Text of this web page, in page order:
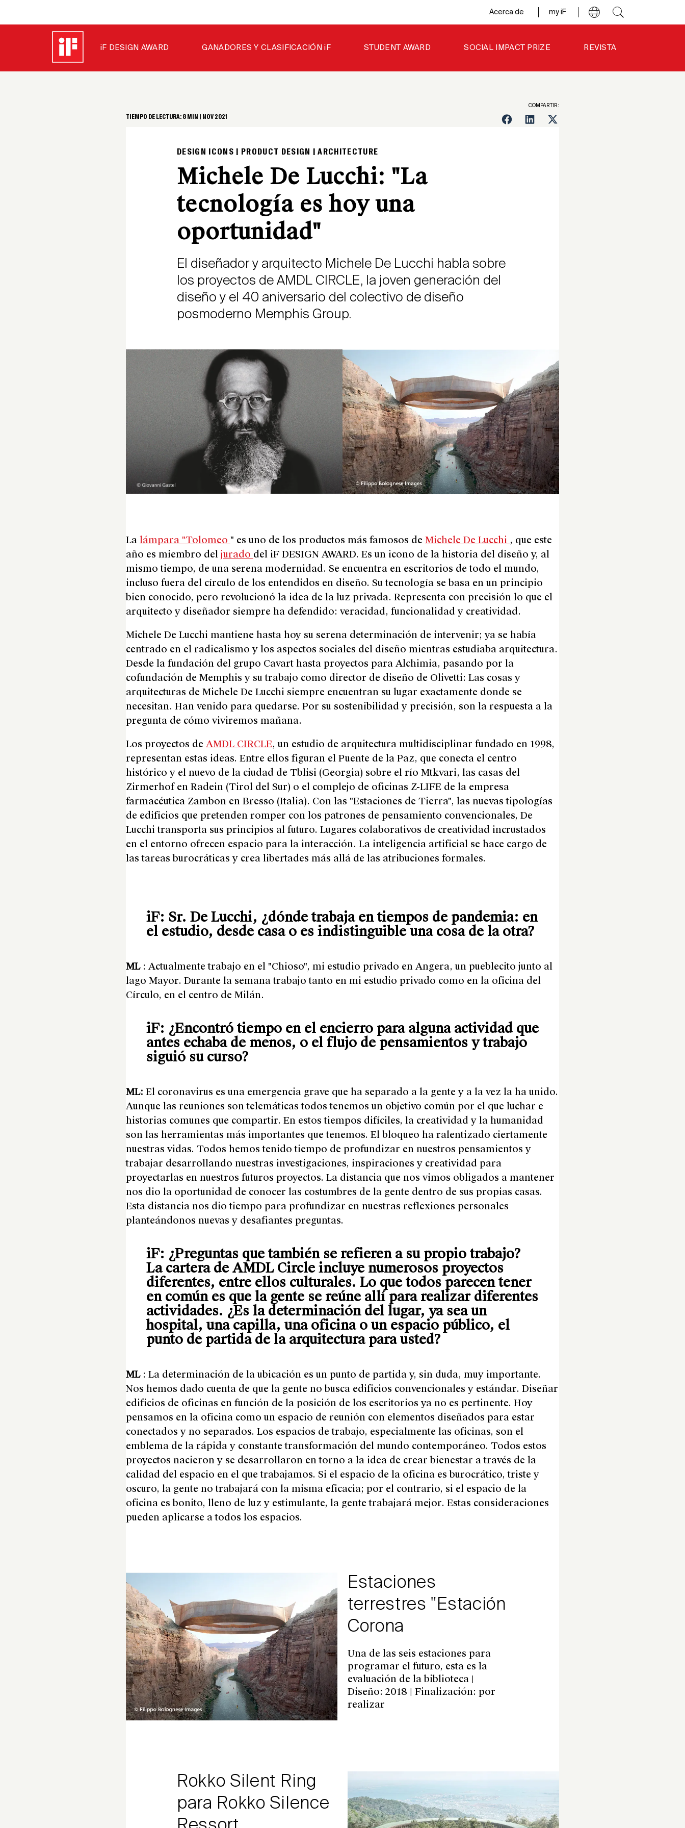
Acerca de my iF
iF DESIGN AWARD GANADORES Y CLASIFICACIÓN iF STUDENT AWARD SOCIAL IMPACT PRIZE REVISTA
TIEMPO DE LECTURA: 8 MIN | NOV 2021
COMPARTIR:
DESIGN ICONS | PRODUCT DESIGN | ARCHITECTURE
Michele De Lucchi: "La
tecnología es hoy una
oportunidad"
El diseñador y arquitecto Michele De Lucchi habla sobre
los proyectos de AMDL CIRCLE, la joven generación del
diseño y el 40 aniversario del colectivo de diseño
posmoderno Memphis Group.
La lámpara "Tolomeo " es uno de los productos más famosos de Michele De Lucchi , que este
año es miembro del jurado del iF DESIGN AWARD. Es un icono de la historia del diseño y, al
mismo tiempo, de una serena modernidad. Se encuentra en escritorios de todo el mundo,
incluso fuera del círculo de los entendidos en diseño. Su tecnología se basa en un principio
bien conocido, pero revolucionó la idea de la luz privada. Representa con precisión lo que el
arquitecto y diseñador siempre ha defendido: veracidad, funcionalidad y creatividad.
Michele De Lucchi mantiene hasta hoy su serena determinación de intervenir; ya se había
centrado en el radicalismo y los aspectos sociales del diseño mientras estudiaba arquitectura.
Desde la fundación del grupo Cavart hasta proyectos para Alchimia, pasando por la
cofundación de Memphis y su trabajo como director de diseño de Olivetti: Las cosas y
arquitecturas de Michele De Lucchi siempre encuentran su lugar exactamente donde se
necesitan. Han venido para quedarse. Por su sostenibilidad y precisión, son la respuesta a la
pregunta de cómo viviremos mañana.
Los proyectos de AMDL CIRCLE,un estudio de arquitectura multidisciplinar fundado en 1998,
representan estas ideas. Entre ellos figuran el Puente de la Paz, que conecta el centro
histórico y el nuevo de la ciudad de Tblisi (Georgia) sobre el río Mtkvari, las casas del
Zirmerhof en Radein (Tirol del Sur) o el complejo de oficinas Z-LIFE de la empresa
farmacéutica Zambon en Bresso (Italia). Con las "Estaciones de Tierra", las nuevas tipologías
de edificios que pretenden romper con los patrones de pensamiento convencionales, De
Lucchi transporta sus principios al futuro. Lugares colaborativos de creatividad incrustados
en el entorno ofrecen espacio para la interacción. La inteligencia artificial se hace cargo de
las tareas burocráticas y crea libertades más allá de las atribuciones formales.
iF: Sr. De Lucchi, ¿dónde trabaja en tiempos de pandemia: en
el estudio, desde casa o es indistinguible una cosa de la otra?
ML : Actualmente trabajo en el "Chioso", mi estudio privado en Angera, un pueblecito junto al
lago Mayor. Durante la semana trabajo tanto en mi estudio privado como en la oficina del
Círculo, en el centro de Milán.
iF: ¿Encontró tiempo en el encierro para alguna actividad que
antes echaba de menos, o el flujo de pensamientos y trabajo
siguió su curso?
ML: El coronavirus es una emergencia grave que ha separado a la gente y a la vez la ha unido.
Aunque las reuniones son telemáticas todos tenemos un objetivo común por el que luchar e
historias comunes que compartir. En estos tiempos difíciles, la creatividad y la humanidad
son las herramientas más importantes que tenemos. El bloqueo ha ralentizado ciertamente
nuestras vidas. Todos hemos tenido tiempo de profundizar en nuestros pensamientos y
trabajar desarrollando nuestras investigaciones, inspiraciones y creatividad para
proyectarlas en nuestros futuros proyectos. La distancia que nos vimos obligados a mantener
nos dio la oportunidad de conocer las costumbres de la gente dentro de sus propias casas.
Esta distancia nos dio tiempo para profundizar en nuestras reflexiones personales
planteándonos nuevas y desafiantes preguntas.
iF: ¿Preguntas que también se refieren a su propio trabajo?
La cartera de AMDL Circle incluye numerosos proyectos
diferentes, entre ellos culturales. Lo que todos parecen tener
en común es que la gente se reúne allí para realizar diferentes
actividades. ¿Es la determinación del lugar, ya sea un
hospital, una capilla, una oficina o un espacio público, el
punto de partida de la arquitectura para usted?
ML : La determinación de la ubicación es un punto de partida y, sin duda, muy importante.
Nos hemos dado cuenta de que la gente no busca edificios convencionales y estándar. Diseñar
edificios de oficinas en función de la posición de los escritorios ya no es pertinente. Hoy
pensamos en la oficina como un espacio de reunión con elementos diseñados para estar
conectados y no separados. Los espacios de trabajo, especialmente las oficinas, son el
emblema de la rápida y constante transformación del mundo contemporáneo. Todos estos
proyectos nacieron y se desarrollaron en torno a la idea de crear bienestar a través de la
calidad del espacio en el que trabajamos. Si el espacio de la oficina es burocrático, triste y
oscuro, la gente no trabajará con la misma eficacia; por el contrario, si el espacio de la
oficina es bonito, lleno de luz y estimulante, la gente trabajará mejor. Estas consideraciones
pueden aplicarse a todos los espacios.
Estaciones
terrestres "Estación
Corona
Una de las seis estaciones para
programar el futuro, esta es la
evaluación de la biblioteca |
Diseño: 2018 | Finalización: por
realizar
Rokko Silent Ring
para Rokko Silence